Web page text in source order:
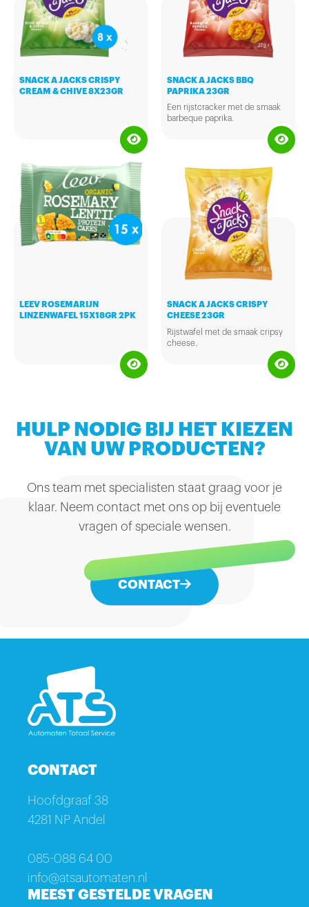
SNACK A JACKS CRISPY
CREAM & CHIVE 8X23GR
SNACK A JACKS BBQ
PAPRIKA 23GR
Een rijstcracker met de smaak
barbeque paprika.
LEEV ROSEMARIJN
LINZENWAFEL 15X18GR 2PK
SNACK A JACKS CRISPY
CHEESE 23GR
Rijstwafel met de smaak cripsy
cheese.
HULP NODIG BIJ HET KIEZEN
VAN UW PRODUCTEN?
Ons team met specialisten staat graag voor je
klaar. Neem contact met ons op bij eventuele
vragen of speciale wensen.
CONTACT
CONTACT
Hoofdgraaf 38
4281 NP Andel
085-088 64 00
info@atsautomaten.nl
MEEST GESTELDE VRAGEN